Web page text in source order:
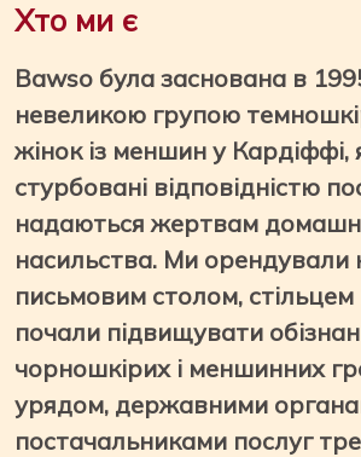
Хто ми є
Bawso була заснована в
невеликою групою
жінок із меншин у Кардіффі,
стурбовані відповідністю
надаються жертвам
насильства. Ми орендували
письмовим столом, стільцем
почали підвищувати
чорношкірих і меншинних
урядом, державними
постачальниками послуг